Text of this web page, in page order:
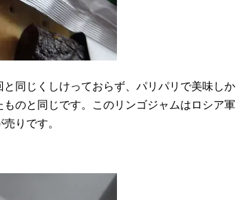
同じくしけっておらず、パリパリで美味しか
のと同じです。このリンゴジャムはロシア軍
りです。